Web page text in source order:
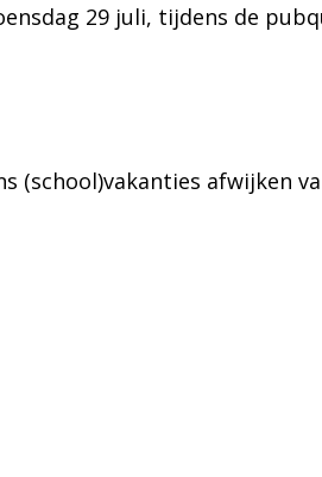
29 juli, tijdens de
(school)vakanties afwijken